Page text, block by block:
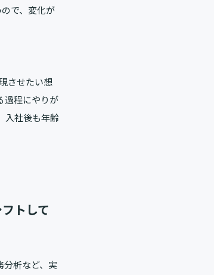
で、変化が
させたい想
過程にやりが
入社後も年齢
トして
分析など、実